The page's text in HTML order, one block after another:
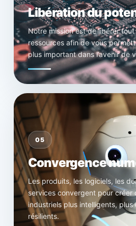
Libération du
Notre mission est de libérer
ressources afin de vous
plus important dans l’avenir de
05
Convergence
Les produits, les logiciels, les
services convergent pour créer
industriels plus intelligents,
résilients.